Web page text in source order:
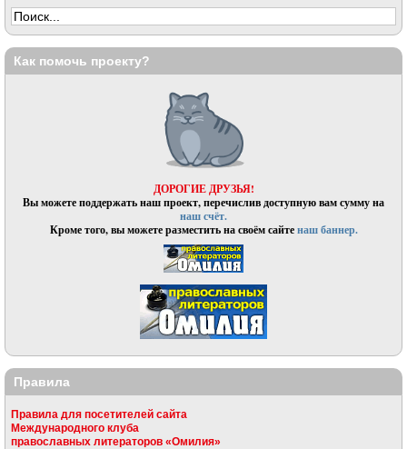
Как помочь проекту?
ДОРОГИЕ ДРУЗЬЯ!
Вы можете поддержать наш проект, перечислив доступную вам сумму на
наш счёт.
Кроме того, вы можете разместить на своём сайтенаш баннер.
Правила
Правила для посетителей сайта
Международного клуба
православных литераторов «Омилия»